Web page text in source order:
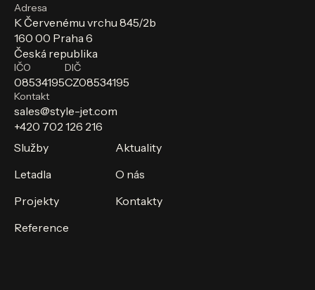
Adresa
K Červenému vrchu 845/2b
160 00 Praha 6
Česká republika
IČO
08534195
DIČ
CZ08534195
Kontakt
sales@style-jet.com
+420 702 126 216
Služby
Letadla
Projekty
Reference
Aktuality
O nás
Kontakty